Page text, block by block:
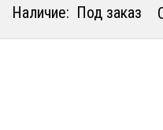
Наличие: Под заказ